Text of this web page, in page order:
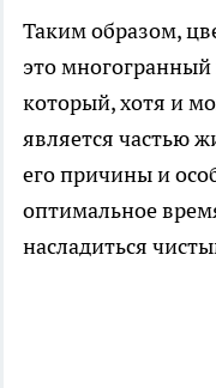
Таким образом,
это
который, хотя и
является частью
его причины и
оптимальное
насладиться